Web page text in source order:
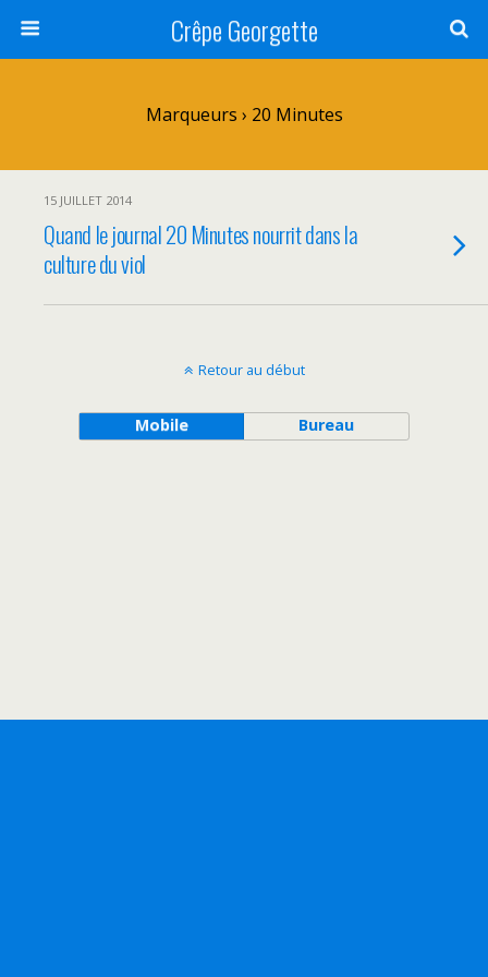
Crêpe Georgette
Marqueurs › 20 Minutes
15 JUILLET 2014
Quand le journal 20 Minutes nourrit dans la
culture du viol
Retour au début
Mobile Bureau